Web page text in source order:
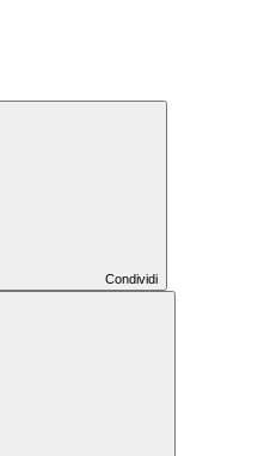
Condividi